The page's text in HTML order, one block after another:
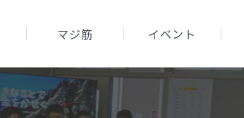
マジ筋 イベント